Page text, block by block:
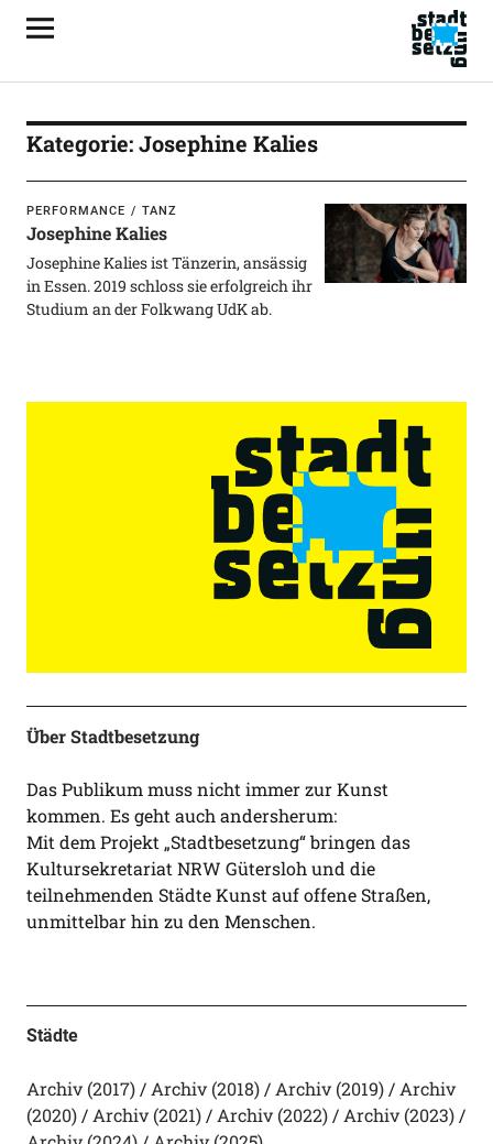
Kategorie:Josephine Kalies
PERFORMANCE TANZ
Josephine Kalies
Josephine Kalies ist Tänzerin, ansässig
in Essen. 2019 schloss sie erfolgreich ihr
Studium an der Folkwang UdK ab.
Über Stadtbesetzung
Das Publikum muss nicht immer zur Kunst
kommen. Es geht auch andersherum:
Mit dem Projekt „Stadtbesetzung“ bringen das
Kultursekretariat NRW Gütersloh und die
teilnehmenden Städte Kunst auf offene Straßen,
unmittelbar hin zu den Menschen.
Städte
Archiv (2017) Archiv (2018) Archiv (2019)
Archiv
(2020)
Archiv (2021) Archiv (2022)
Archiv (2023)